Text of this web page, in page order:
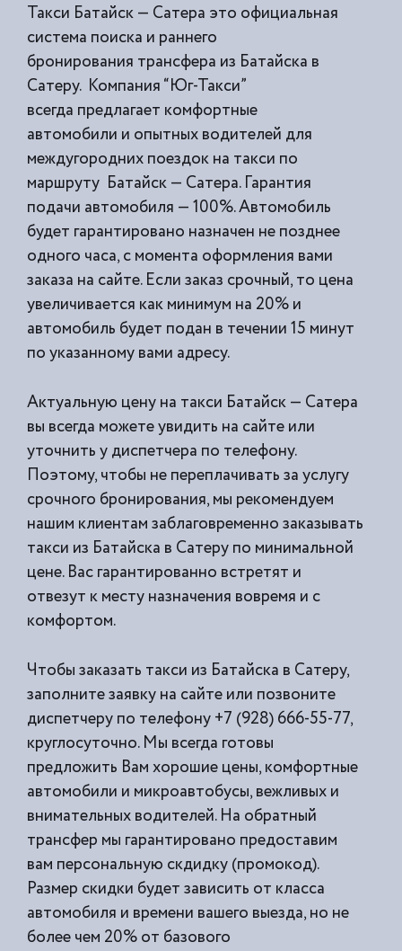
Такси Батайск — Сатера это официальная
система поиска и раннего
бронирования трансфера из Батайска в
Сатеру. Компания “Юг-Такси”
всегда предлагает комфортные
автомобили и опытных водителей для
междугородних поездок на такси по
маршруту Батайск — Сатера. Гарантия
подачи автомобиля — 100%. Автомобиль
будет гарантировано назначен не позднее
одного часа, с момента оформления вами
заказа на сайте. Если заказ срочный, то цена
увеличивается как минимум на 20% и
автомобиль будет подан в течении 15 минут
по указанному вами адресу.
Актуальную цену на такси Батайск — Сатера
вы всегда можете увидить на сайте или
уточнить у диспетчера по телефону.
Поэтому, чтобы не переплачивать за услугу
срочного бронирования, мы рекомендуем
нашим клиентам заблаговременно заказывать
такси из Батайска в Сатеру по минимальной
цене. Вас гарантированно встретят и
отвезут к месту назначения вовремя и с
комфортом.
Чтобы заказать такси из Батайска в Сатеру,
заполните заявку на сайте или позвоните
диспетчеру по телефону +7 (928) 666-55-77,
круглосуточно. Мы всегда готовы
предложить Вам хорошие цены, комфортные
автомобили и микроавтобусы, вежливых и
внимательных водителей. На обратный
трансфер мы гарантировано предоставим
вам персональную скдидку (промокод).
Размер скидки будет зависить от класса
автомобиля и времени вашего выезда, но не
более чем 20% от базового